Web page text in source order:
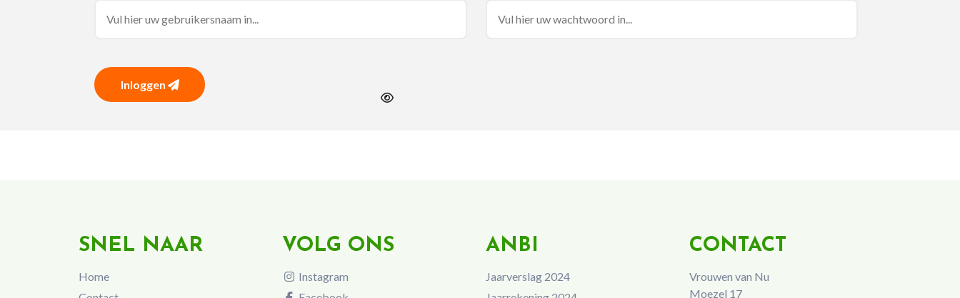
Inloggen
SNEL NAAR
Home
VOLG ONS
Instagram
ANBI
Jaarverslag 2024
CONTACT
Vrouwen van Nu
Moezel 17